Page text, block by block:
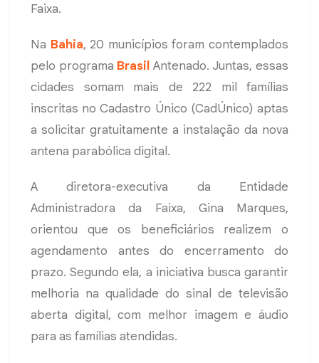
Faixa.
Na Bahia, 20 municípios foram contemplados
pelo programa Brasil Antenado. Juntas, essas
cidades somam mais de 222 mil famílias
inscritas no Cadastro Único (CadÚnico) aptas
a solicitar gratuitamente a instalação da nova
antena parabólica digital.
A diretora-executiva da Entidade
Administradora da Faixa, Gina Marques,
orientou que os beneficiários realizem o
agendamento antes do encerramento do
prazo. Segundo ela, a iniciativa busca garantir
melhoria na qualidade do sinal de televisão
aberta digital, com melhor imagem e áudio
para as famílias atendidas.